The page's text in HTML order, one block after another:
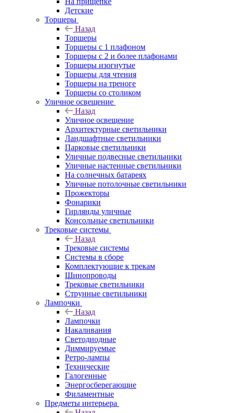
Детские
Торшеры
Назад
Торшеры
Торшеры с 1 плафоном
Торшеры с 2 и более плафонами
Торшеры изогнутые
Торшеры для чтения
Торшеры на треноге
Торшеры со столиком
Уличное освещение
Назад
Уличное освещение
Архитектурные светильники
Ландшафтные светильники
Парковые светильники
Уличные подвесные светильники
Уличные настенные светильники
На солнечных батареях
Уличные потолочные светильники
Прожекторы
Фонарики
Гирлянды уличные
Консольные светильники
Трековые системы
Назад
Трековые системы
Системы в сборе
Комплектующие к трекам
Шинопроводы
Трековые светильники
Струнные светильники
Лампочки
Назад
Лампочки
Накаливания
Светодиодные
Диммируемые
Ретро-лампы
Технические
Галогенные
Энергосберегающие
Филаментные
Предметы интерьера